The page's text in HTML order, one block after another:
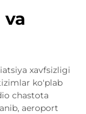
va
xavfsizligi
ko'plab
chastota
aeroport